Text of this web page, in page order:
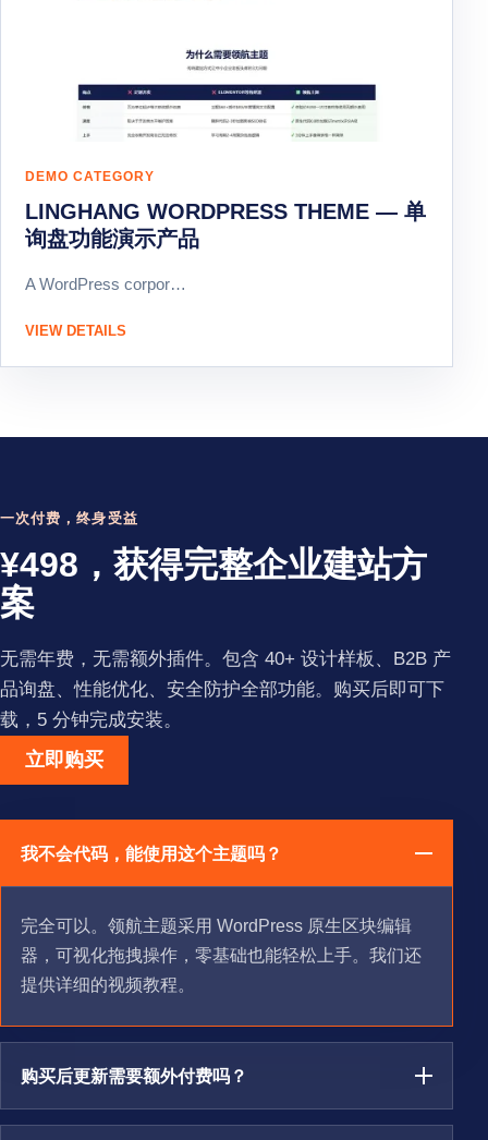
DEMO CATEGORY
LINGHANG WORDPRESS THEME — 单
询盘功能演示产品
A WordPress corpor…
VIEW DETAILS
一次付费，终身受益
¥498，获得完整企业建站方
案
无需年费，无需额外插件。包含 40+ 设计样板、B2B 产
品询盘、性能优化、安全防护全部功能。购买后即可下
载，5 分钟完成安装。
立即购买
我不会代码，能使用这个主题吗？
完全可以。领航主题采用 WordPress 原生区块编辑
器，可视化拖拽操作，零基础也能轻松上手。我们还
提供详细的视频教程。
购买后更新需要额外付费吗？